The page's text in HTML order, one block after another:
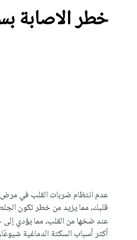
خطر الاصابة
عدم انتظام ضربات القلب في مرض
قلبك، مما يزيد من خطر تكون
عند ضخها من القلب، مما يؤدي